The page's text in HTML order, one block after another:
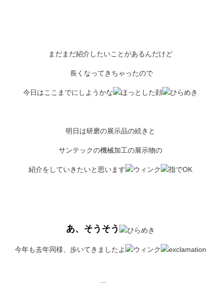
まだまだ紹介したいことがあるんだけど
長くなってきちゃったので
今日はここまでにしようかな
明日は研磨の展示品の続きと
サンテックの機械加工の展示物の
紹介をしていきたいと思います
あ、そうそう
今年も去年同様、歩いてきましたよ